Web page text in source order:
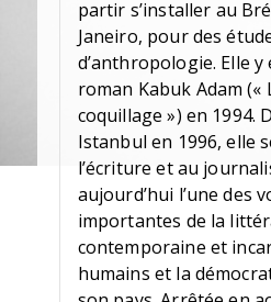
partir s’installer au
Janeiro, pour des
d’anthropologie. Elle
roman Kabuk Adam («
coquillage ») en 1994.
Istanbul en 1996, elle
l’écriture et au
aujourd’hui l’une des
importantes de la
contemporaine et
humains et la